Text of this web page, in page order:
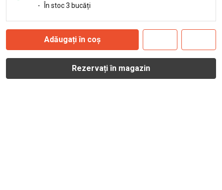
-
În stoc 3 bucăți
Adăugați în coș
Rezervați în magazin